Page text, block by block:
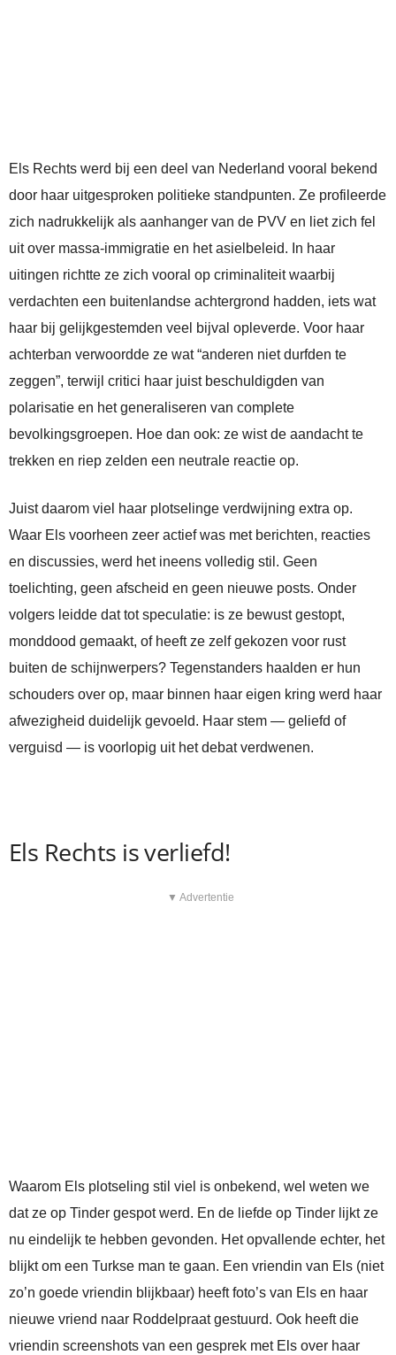
Els Rechts werd bij een deel van Nederland vooral bekend
door haar uitgesproken politieke standpunten. Ze profileerde
zich nadrukkelijk als aanhanger van de PVV en liet zich fel
uit over massa-immigratie en het asielbeleid. In haar
uitingen richtte ze zich vooral op criminaliteit waarbij
verdachten een buitenlandse achtergrond hadden, iets wat
haar bij gelijkgestemden veel bijval opleverde. Voor haar
achterban verwoordde ze wat “anderen niet durfden te
zeggen”, terwijl critici haar juist beschuldigden van
polarisatie en het generaliseren van complete
bevolkingsgroepen. Hoe dan ook: ze wist de aandacht te
trekken en riep zelden een neutrale reactie op.
Juist daarom viel haar plotselinge verdwijning extra op.
Waar Els voorheen zeer actief was met berichten, reacties
en discussies, werd het ineens volledig stil. Geen
toelichting, geen afscheid en geen nieuwe posts. Onder
volgers leidde dat tot speculatie: is ze bewust gestopt,
monddood gemaakt, of heeft ze zelf gekozen voor rust
buiten de schijnwerpers? Tegenstanders haalden er hun
schouders over op, maar binnen haar eigen kring werd haar
afwezigheid duidelijk gevoeld. Haar stem — geliefd of
verguisd — is voorlopig uit het debat verdwenen.
Els Rechts is verliefd!
▼ Advertentie
Waarom Els plotseling stil viel is onbekend, wel weten we
dat ze op Tinder gespot werd. En de liefde op Tinder lijkt ze
nu eindelijk te hebben gevonden. Het opvallende echter, het
blijkt om een Turkse man te gaan. Een vriendin van Els (niet
zo’n goede vriendin blijkbaar) heeft foto’s van Els en haar
nieuwe vriend naar Roddelpraat gestuurd. Ook heeft die
vriendin screenshots van een gesprek met Els over haar